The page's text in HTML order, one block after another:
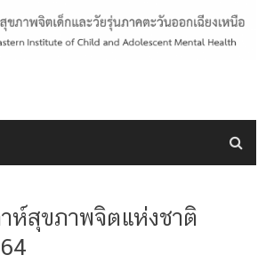
ห์สุขภาพจิตแห่งชาติ